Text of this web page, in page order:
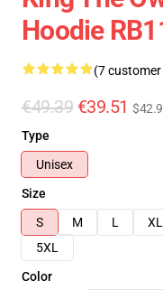
Hoodie
(7
€49.39 €39.51
Type
Unisex
Size
S
M L XL
5XL
Color